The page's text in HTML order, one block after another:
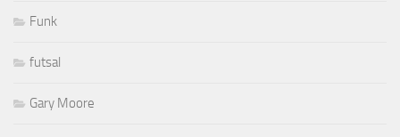
Funk
futsal
Gary Moore